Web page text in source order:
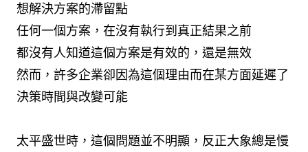
想解決方案的滯留點
任何一個方案，在沒有執行到真正結果之前
都沒有人知道這個方案是有效的，還是無效
然而，許多企業卻因為這個理由而在某方面延遲了
決策時間與改變可能
太平盛世時，這個問題並不明顯，反正大象總是慢